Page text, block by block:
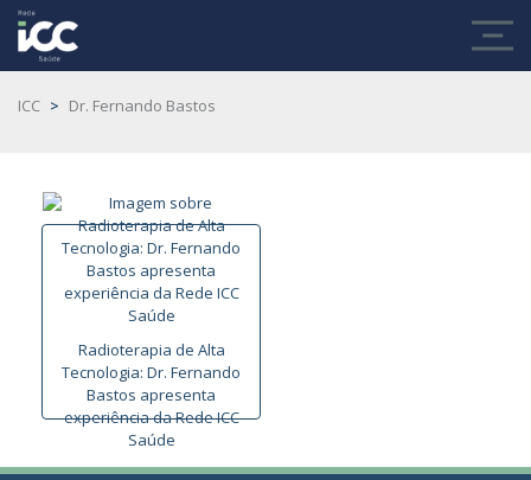
ICC > Dr. Fernando Bastos
Radioterapia de Alta
Tecnologia: Dr. Fernando
Bastos apresenta
experiência da Rede ICC
Saúde